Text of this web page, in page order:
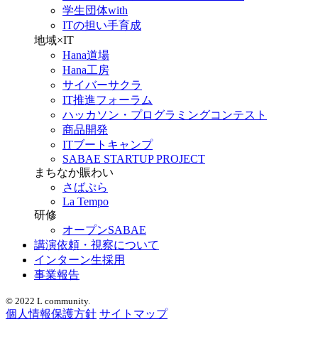
学生団体with
ITの担い手育成
地域×IT
Hana道場
Hana工房
サイバーサクラ
IT推進フォーラム
ハッカソン・プログラミングコンテスト
商品開発
ITブートキャンプ
SABAE STARTUP PROJECT
まちなか賑わい
さばぷら
La Tempo
研修
オープンSABAE
講演依頼・視察について
インターン生採用
事業報告
© 2022 L community.
個人情報保護方針 サイトマップ